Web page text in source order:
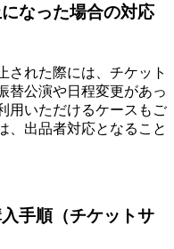
なった場合の対応
された際には、チケット
替公演や日程変更があっ
用いただけるケースもご
、出品者対応となること
手順（チケットサ